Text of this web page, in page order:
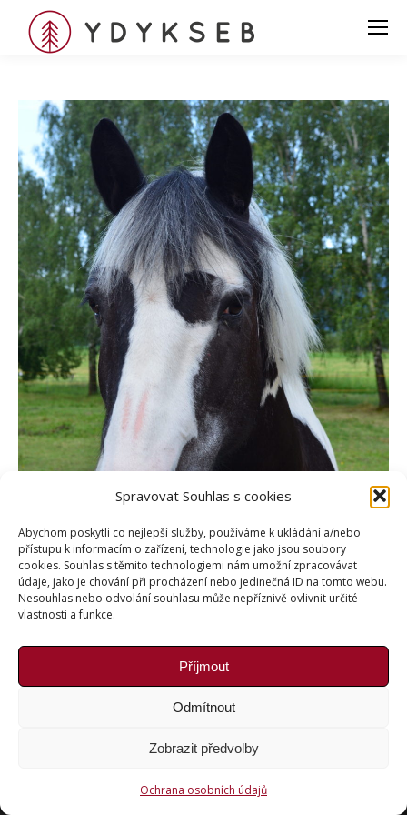
Spravovat Souhlas s cookies
Abychom poskytli co nejlepší služby, používáme k ukládání a/nebo
přístupu k informacím o zařízení, technologie jako jsou soubory
cookies. Souhlas s těmito technologiemi nám umožní zpracovávat
údaje, jako je chování při procházení nebo jedinečná ID na tomto webu.
Nesouhlas nebo odvolání souhlasu může nepříznivě ovlivnit určité
vlastnosti a funkce.
Příjmout
Odmítnout
Zobrazit předvolby
Ochrana osobních údajů
stránekaSEO